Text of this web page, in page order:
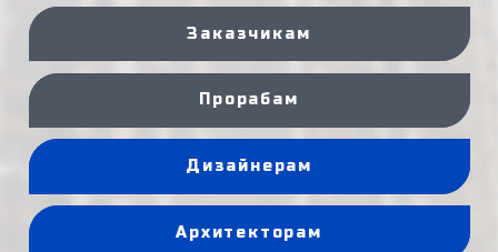
Заказчикам
Прорабам
Дизайнерам
Архитекторам